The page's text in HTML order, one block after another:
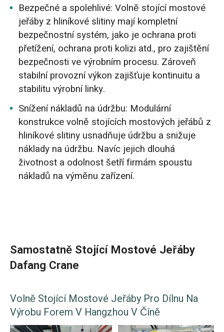
Bezpečné a spolehlivé: Volně stojící mostové
jeřáby z hliníkové slitiny mají kompletní
bezpečnostní systém, jako je ochrana proti
přetížení, ochrana proti kolizi atd., pro zajištění
bezpečnosti ve výrobním procesu. Zároveň
stabilní provozní výkon zajišťuje kontinuitu a
stabilitu výrobní linky.
Snížení nákladů na údržbu: Modulární
konstrukce volně stojících mostových jeřábů z
hliníkové slitiny usnadňuje údržbu a snižuje
náklady na údržbu. Navíc jejich dlouhá
životnost a odolnost šetří firmám spoustu
nákladů na výměnu zařízení.
Samostatně Stojící Mostové Jeřáby
Dafang Crane
Volně Stojící Mostové Jeřáby Pro Dílnu Na
Výrobu Forem V Hangzhou V Číně